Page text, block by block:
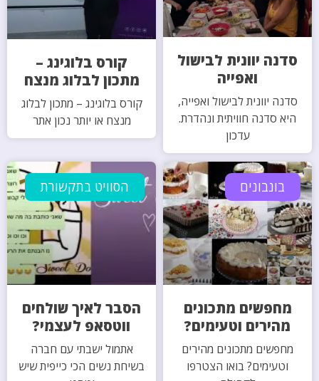
סדנה יוונית לבישול
ואפייה
סדנה יוונית לבישול ואפייה,
היא סדנה חוויתית ונהדרת.
עדכון
קורס בלוגינג –
מתכון לבלוג מנצח
קורס בלוגינג – מתכון לבלוג
מנצח או יותר נכון אתר
בונבונים
מחפשים מתכונים
מהירים וטעימים?
מחפשים מתכונים מהירים
וטעימים? בואו הצטרפו
הסוויט בתקשורת
הסבר לאיך שולחים
ווטסאפ לעצמי?
אתמול ישבתי עם חברה
בשיחת נשים הכי כייפית שיש